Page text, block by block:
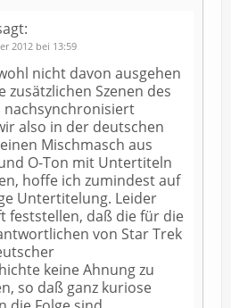
2012 bei 13:59
nicht davon ausgehen
zusätzlichen Szenen des
nachsynchronisiert
also in der deutschen
Mischmasch aus
O-Ton mit Untertiteln
hoffe ich zumindest auf
Untertitelung. Leider
feststellen, daß die für die
von Star Trek
keine Ahnung zu
so daß ganz kuriose